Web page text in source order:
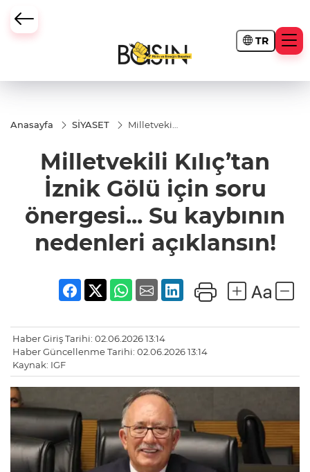
TR
Anasayfa SİYASET
Milletvekili
için soru
önergesi...
Su
kaybının
açıklansın!
Milletvekili Kılıç’tan
İznik Gölü için soru
önergesi... Su kaybının
nedenleri açıklansın!
Haber Giriş Tarihi: 02.06.2026 13:14
Haber Güncellenme Tarihi: 02.06.2026 13:14
Kaynak: IGF